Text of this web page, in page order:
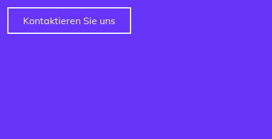
Kontaktieren Sie uns